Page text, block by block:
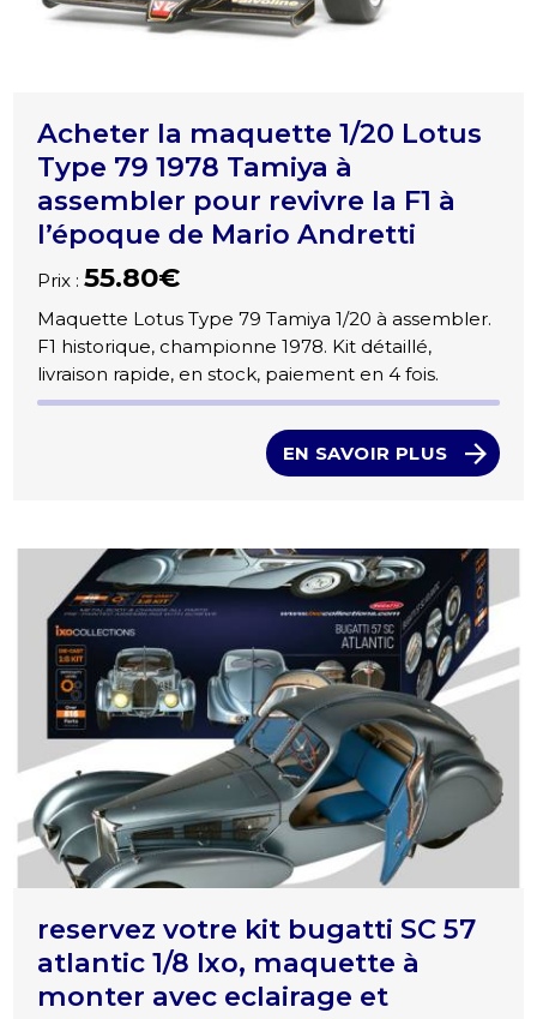
Acheter la maquette 1/20 Lotus
Type 79 1978 Tamiya à
assembler pour revivre la F1 à
l’époque de Mario Andretti
Prix :55.80€
Maquette Lotus Type 79 Tamiya 1/20 à assembler.
F1 historique, championne 1978. Kit détaillé,
livraison rapide, en stock, paiement en 4 fois.
EN SAVOIR PLUS
reservez votre kit bugatti SC 57
atlantic 1/8 Ixo, maquette à
monter avec eclairage et